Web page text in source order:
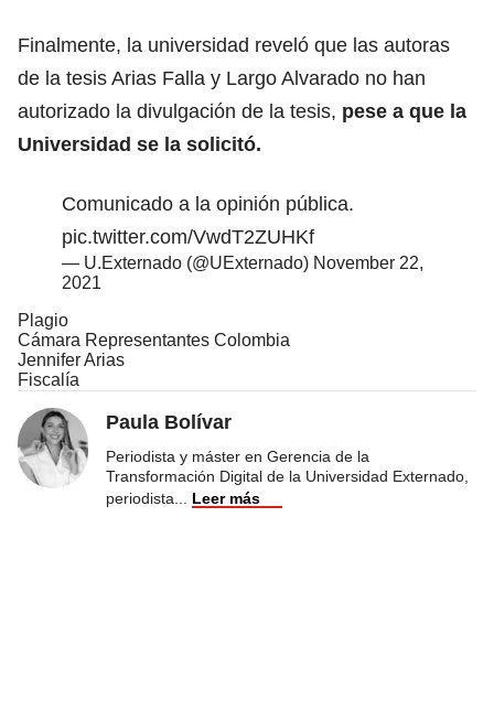
Finalmente, la universidad reveló que las autoras
de la tesis Arias Falla y Largo Alvarado no han
autorizado la divulgación de la tesis, pese a que la
Universidad se la solicitó.
Comunicado a la opinión pública.
pic.twitter.com/VwdT2ZUHKf
— U.Externado (@UExternado) November 22,
2021
Plagio
Cámara Representantes Colombia
Jennifer Arias
Fiscalía
Paula Bolívar
Periodista y máster en Gerencia de la
Transformación Digital de la Universidad Externado,
periodista
Leer más